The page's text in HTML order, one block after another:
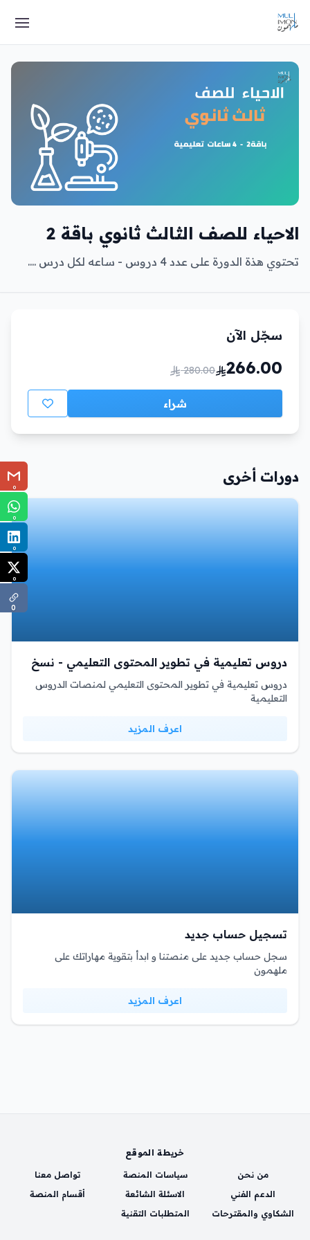
الاحياء للصف الثالث ثانوي باقة 2
تحتوي هذة الدورة على عدد 4 دروس - ساعه لكل درس ....
سجّل الآن
266.00
280.00
شراء
دورات أخرى
دروس تعليمية في تطوير المحتوى التعليمي - نسخ
دروس تعليمية في تطوير المحتوى التعليمي لمنصات الدروس
التعليمية
اعرف المزيد
تسجيل حساب جديد
سجل حساب جديد على منصتنا و ابدأ بتقوية مهاراتك على
ملهمون
اعرف المزيد
خريطة الموقع
من نحن سياسات المنصة
تواصل معنا
الدعم الفني
الاسئلة الشائعة
أقسام المنصة
الشكاوي والمقترحات
المتطلبات التقنية
0
0
0
0
0